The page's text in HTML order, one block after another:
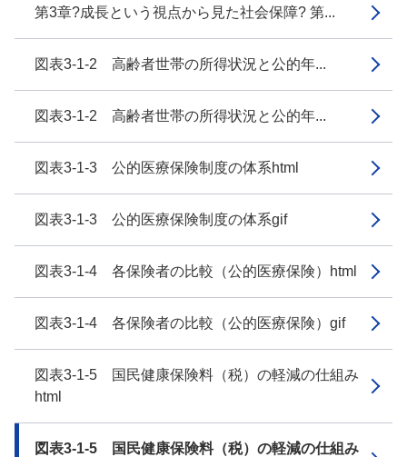
第3章?成長という視点から見た社会保障? 第...
図表3-1-2 高齢者世帯の所得状況と公的年...
図表3-1-2 高齢者世帯の所得状況と公的年...
図表3-1-3 公的医療保険制度の体系html
図表3-1-3 公的医療保険制度の体系gif
図表3-1-4 各保険者の比較（公的医療保険）html
図表3-1-4 各保険者の比較（公的医療保険）gif
図表3-1-5 国民健康保険料（税）の軽減の仕組み
html
図表3-1-5 国民健康保険料（税）の軽減の仕組み